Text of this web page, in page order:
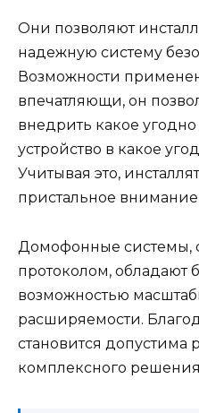
Они позволяют
надежную систему
Возможности
впечатляющи, он
внедрить какое
устройство в какое
Учитывая это,
пристальное
Домофонные системы,
протоколом, обладают
возможностью
расширяемости.
становится допустима
комплексного